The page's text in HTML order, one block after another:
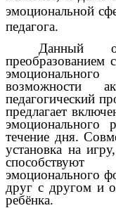
эмоциональной
педагога.
Данный
преобразованием
возможности
педагогический
предлагает
эмоционального
течение дня.
установка на
способствуют
эмоционального
друг с другом и
ребёнка.